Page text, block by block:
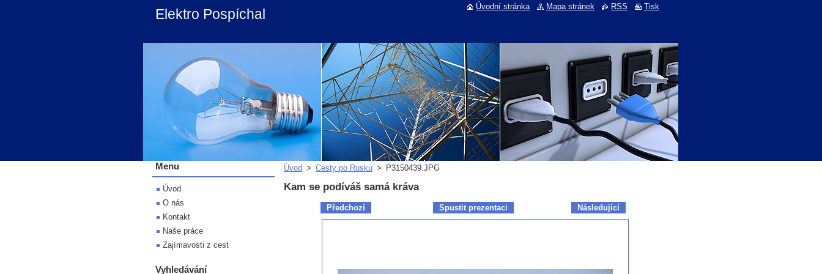
Elektro Pospíchal
Úvod > Cesty po Rusku > P3150439.JPG
Kam se podíváš samá kráva
Předchozí Spustit prezentaci Následující
Menu
Úvod
O nás
Kontakt
Naše práce
Zajímavosti z cest
Vyhledávání
Úvodní stránka Mapa stránek RSS Tisk